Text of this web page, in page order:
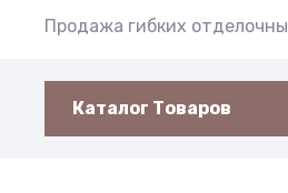
Продажа гибких
Каталог Товаров